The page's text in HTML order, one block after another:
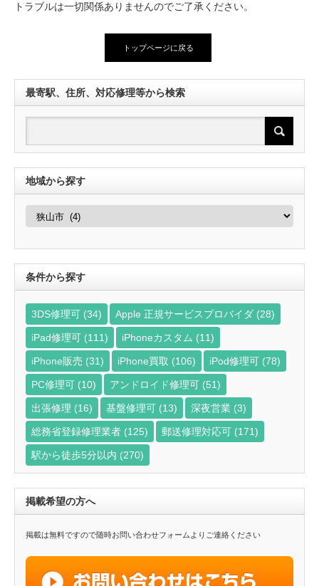
トラブルは一切関係ありませんのでご了承ください。
トップページに戻る
最寄駅、住所、対応修理等から検索
地域から探す
す
条件から探す
3DS修理可 (34) Apple 正規サービスプロバイダ (28)
iPad修理可 (111) iPhoneカスタム (11)
iPhone販売 (31) iPhone買取 (106) iPod修理可 (78)
PC修理可 (10) アンドロイド修理可 (51)
出張修理 (16) 基盤修理可 (13) 深夜営業 (3)
総務省登録修理業者 (125) 郵送修理対応可 (171)
駅から徒歩5分以内 (270)
掲載希望の方へ
掲載は無料ですので随時お問い合わせフォームよりご連絡ください